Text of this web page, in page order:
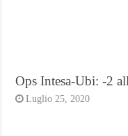
Ops Intesa-Ubi: -2
Luglio 25, 2020